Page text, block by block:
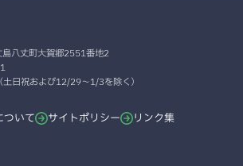
島八丈町大賀郷2551番地2
日祝および12/29～1/3を除く）
ついて サイトポリシー
リンク集